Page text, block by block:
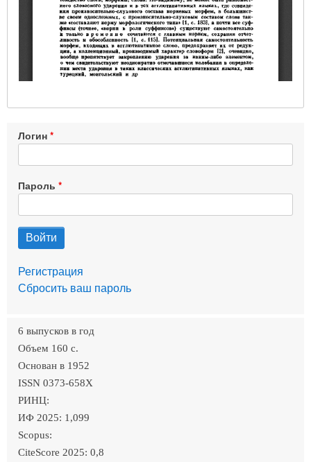
Логин
Пароль
Регистрация
Сбросить ваш пароль
6 выпусков в год
Объем 160 c.
Основан в 1952
ISSN 0373-658X
РИНЦ:
ИФ 2025: 1,099
Scopus:
CiteScore 2025: 0,8